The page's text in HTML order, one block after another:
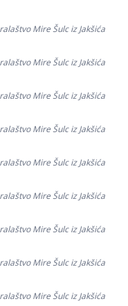
Mire Šulc iz Jakšića
Mire Šulc iz Jakšića
Mire Šulc iz Jakšića
Mire Šulc iz Jakšića
Mire Šulc iz Jakšića
Mire Šulc iz Jakšića
Mire Šulc iz Jakšića
Mire Šulc iz Jakšića
Mire Šulc iz Jakšića